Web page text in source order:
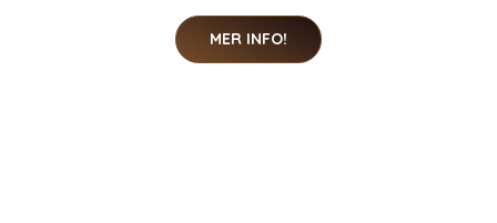
MER INFO!